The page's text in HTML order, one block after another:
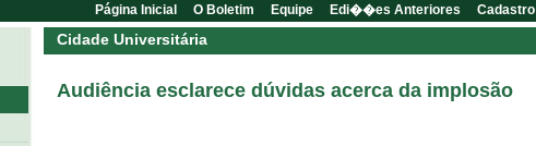
Cidade Universitária
Audiência esclarece dúvidas acerca da implosão
Página Inicial O Boletim Equipe Edi��es Anteriores Cadastro